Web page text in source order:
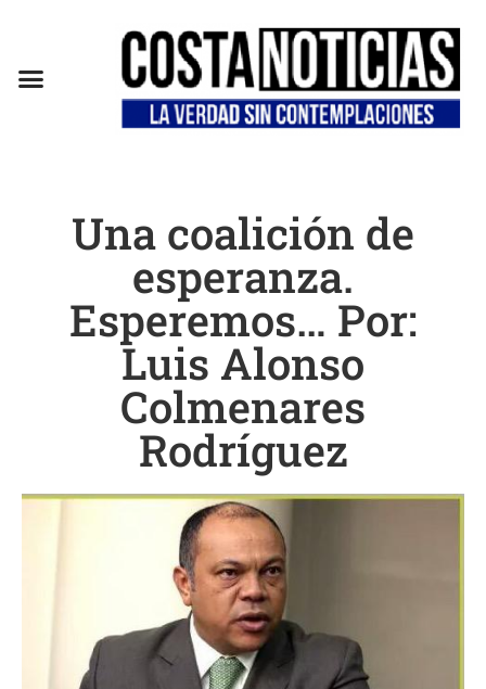
Una coalición de
esperanza.
Esperemos… Por:
Luis Alonso
Colmenares
Rodríguez